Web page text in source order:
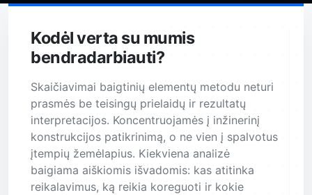
Kodėl verta su mumis
bendradarbiauti?
Skaičiavimai baigtinių elementų metodu neturi
prasmės be teisingų prielaidų ir rezultatų
interpretacijos. Koncentruojamės į inžinerinį
konstrukcijos patikrinimą, o ne vien į spalvotus
įtempių žemėlapius. Kiekviena analizė
baigiama aiškiomis išvadomis: kas atitinka
reikalavimus, ką reikia koreguoti ir kokie